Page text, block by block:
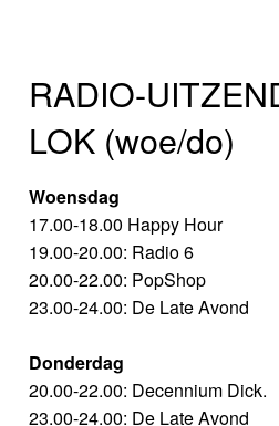
RADIO-
LOK (woe/do)
Woensdag
17.00-18.00 Happy Hour
19.00-20.00: Radio 6
20.00-22.00: PopShop
23.00-24.00: De Late Avond
Donderdag
20.00-22.00: Decennium Dick.
23.00-24.00: De Late Avond